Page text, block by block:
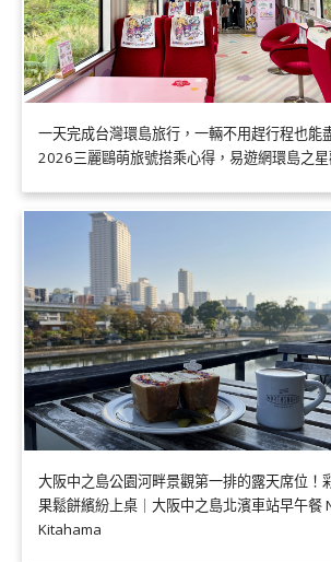
一天完成台灣環島旅行，一輛不用趕行程也能
2026三麗鷗萌旅號搭乘心得，易遊網環島之
大阪中之島公園河畔景觀第一排的露天席位！
果鬆餅繽紛上桌｜大阪中之島北濱車站早午餐
Kitahama